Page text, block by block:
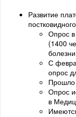
Развитие
Опрос в
(1400
С
опрос
Прошло
Опрос
в